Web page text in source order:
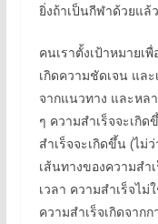
ยิ่งถ้าเป็นกีฬาด้วยแ
คนเราตั้งเป้าหมายเ
เกิดความชัดเจน และ
จากแนวทาง และหล
ๆ ความสำเร็จจะเกิ
สำเร็จจะเกิดขึ้น (ไม่
เส้นทางของความสำ
เวลา ความสำเร็จไ
ความสำเร็จเกิดจาก